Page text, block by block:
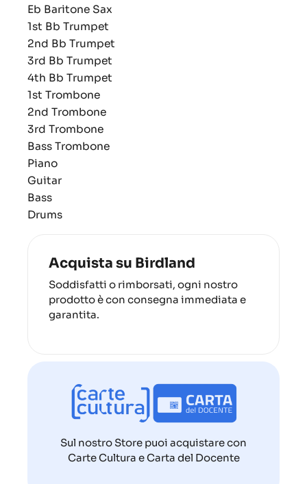
Eb Baritone Sax
1st Bb Trumpet
2nd Bb Trumpet
3rd Bb Trumpet
4th Bb Trumpet
1st Trombone
2nd Trombone
3rd Trombone
Bass Trombone
Piano
Guitar
Bass
Drums
Acquista su Birdland
Soddisfatti o rimborsati, ogni nostro
prodotto è con consegna immediata e
garantita.
Sul nostro Store puoi acquistare con
Carte Cultura e Carta del Docente